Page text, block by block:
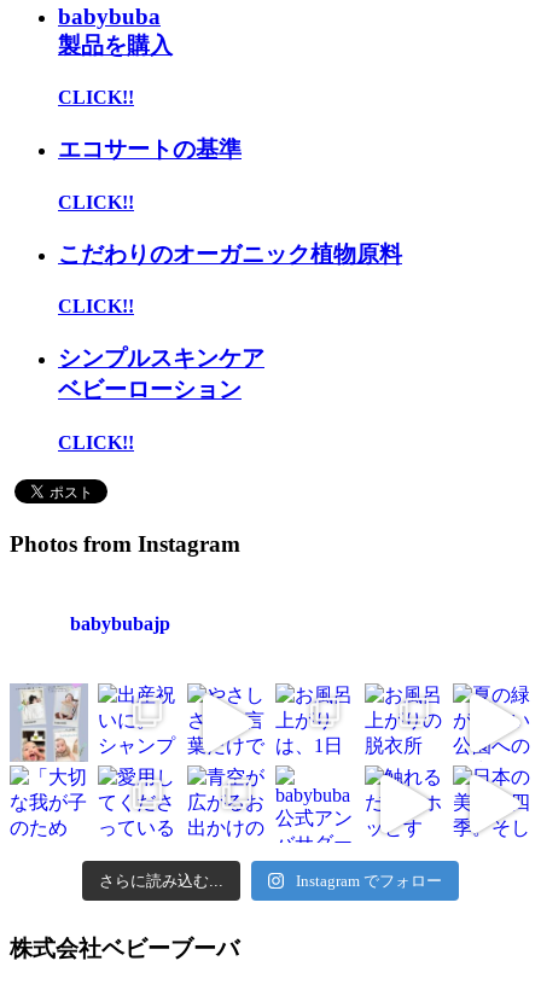
babybuba
製品を購入
CLICK!!
エコサートの基準
CLICK!!
こだわりのオーガニック植物原料
CLICK!!
シンプルスキンケア
ベビーローション
CLICK!!
Photos from Instagram
babybubajp
さらに読み込む... Instagram でフォロー
株式会社ベビーブーバ